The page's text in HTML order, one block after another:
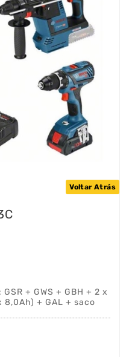
Voltar Atrás
+ GWS + GBH + 2 x
8,0Ah) + GAL + saco